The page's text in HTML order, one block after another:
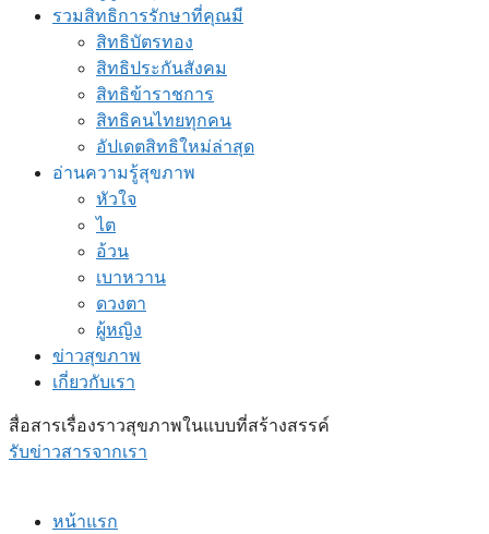
รวมสิทธิการรักษาที่คุณมี
สิทธิบัตรทอง
สิทธิประกันสังคม
สิทธิข้าราชการ
สิทธิคนไทยทุกคน
อัปเดตสิทธิใหม่ล่าสุด
อ่านความรู้สุขภาพ
หัวใจ
ไต
อ้วน
เบาหวาน
ดวงตา
ผู้หญิง
ข่าวสุขภาพ
เกี่ยวกับเรา
สื่อสารเรื่องราวสุขภาพในแบบที่สร้างสรรค์
รับข่าวสารจากเรา
หน้าแรก